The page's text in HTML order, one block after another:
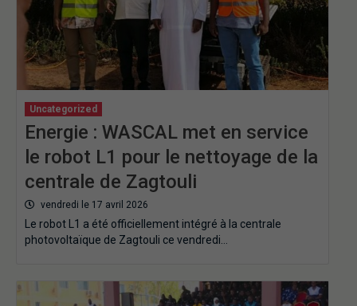
Uncategorized
Energie : WASCAL met en service
le robot L1 pour le nettoyage de la
centrale de Zagtouli
vendredi le 17 avril 2026
Le robot L1 a été officiellement intégré à la centrale
photovoltaïque de Zagtouli ce vendredi…